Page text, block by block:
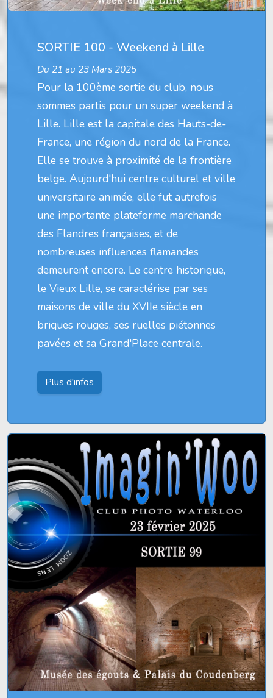
SORTIE 100 - Weekend à Lille
Du 21 au 23 Mars 2025
Pour la 100ème sortie du club, nous
sommes partis pour un super weekend à
Lille. Lille est la capitale des Hauts-de-
France, une région du nord de la France.
Elle se trouve à proximité de la frontière
belge. Aujourd'hui centre culturel et ville
universitaire animée, elle fut autrefois
une importante plateforme marchande
des Flandres françaises, et de
nombreuses influences flamandes
demeurent encore. Le centre historique,
le Vieux Lille, se caractérise par ses
maisons de ville du XVIIe siècle en
briques rouges, ses ruelles piétonnes
pavées et sa Grand'Place centrale.
Plus d'infos